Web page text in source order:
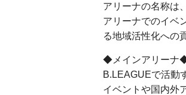
アリーナの名称は
アリーナでのイベ
る地域活性化への
◆メインアリーナ
B.LEAGUEで活動
イベントや国内外